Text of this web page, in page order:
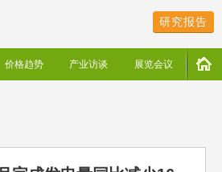
研究报告
价格趋势 产业访谈 展览会议